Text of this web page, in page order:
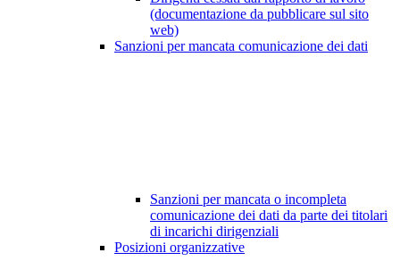
(documentazione da pubblicare sul sito
web)
Sanzioni per mancata comunicazione dei dati
Sanzioni per mancata o incompleta
comunicazione dei dati da parte dei titolari
di incarichi dirigenziali
Posizioni organizzative